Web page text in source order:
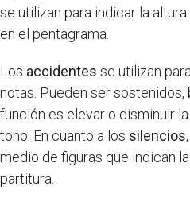
se utilizan para indicar la
en el pentagrama.
Los accidentes se utilizan
notas. Pueden ser
función es elevar o disminuir
tono. En cuanto a los silencios
medio de figuras que indican
partitura.